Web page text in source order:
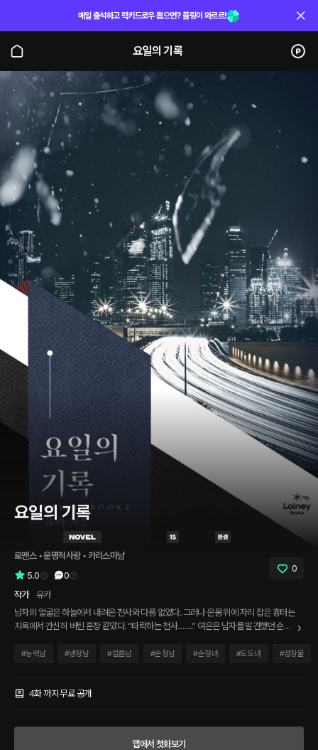
매일 출석하고 럭키드로우 뽑으면? 플링이 와르르!
요일의 기록
요일의 기록
로맨스 • 운명적사랑 • 카리스마남
5.0
0
0
작가
유카
남자의 얼굴은 하늘에서 내려온 천사와 다름 없었다. 그러나 온몸 위에 자리 잡은 흉터는
지옥에서 간신히 버틴 훈장 같았다. “타락하는 천사…….” 여은은 남자를 발견했던 순간,
는 어느 날부턴가 짐승처럼 다가오기 시작했다. “나는 가끔 너를 짐승처럼 보는데, 넌 어
자각하기 시작할 때쯤, 그는 흉포한 포식자가 되어 있었다.
#능력남 #냉정남 #절륜남 #순정남 #순정녀 #도도녀 #성장물
4화 까지 무료 공개
앱에서 첫화보기